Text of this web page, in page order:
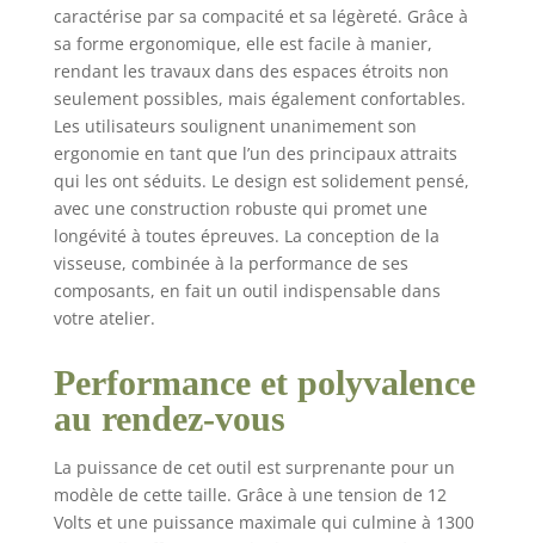
d'accéder aux espaces
restreints. Livrée en
sac avec 2 batteries
Lithium 12V 2,0 Ah et 1
chargeur rapide.
Couple maximum de
30 Nm. Vitesse
variable de 0-400 / 0-
1500 tr/min. Mandrin
autoserrant 10 mm. 22
positions de couple.
Batteries Incluses (2 x
mais suffisante pour
les travaux courants
grâce aux 2 batteries.
caractérise par sa compacité et sa légèreté. Grâce à
sa forme ergonomique, elle est facile à manier,
rendant les travaux dans des espaces étroits non
seulement possibles, mais également confortables.
Les utilisateurs soulignent unanimement son
ergonomie en tant que l’un des principaux attraits
qui les ont séduits. Le design est solidement pensé,
avec une construction robuste qui promet une
longévité à toutes épreuves. La conception de la
visseuse, combinée à la performance de ses
composants, en fait un outil indispensable dans
votre atelier.
Performance et polyvalence
au rendez-vous
La puissance de cet outil est surprenante pour un
modèle de cette taille. Grâce à une tension de 12
Volts et une puissance maximale qui culmine à 1300